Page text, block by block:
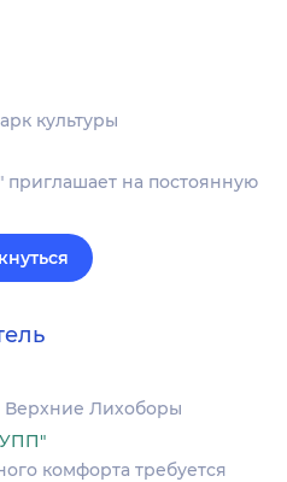
культуры
приглашает на постоянную
Верхние Лихоборы
комфорта требуется